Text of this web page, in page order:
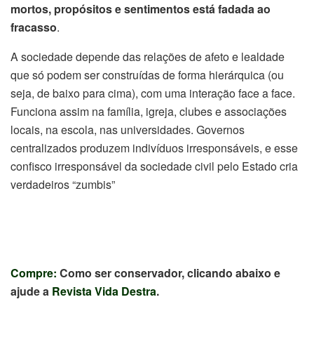
mortos, propósitos e sentimentos está fadada ao
fracasso.
A sociedade depende das relações de afeto e lealdade
que só podem ser construídas de forma hierárquica (ou
seja, de baixo para cima), com uma interação face a face.
Funciona assim na família, igreja, clubes e associações
locais, na escola, nas universidades. Governos
centralizados produzem indivíduos irresponsáveis, e esse
confisco irresponsável da sociedade civil pelo Estado cria
verdadeiros “zumbis”
Compre: Como ser conservador, clicando abaixo e
ajude a Revista Vida Destra.